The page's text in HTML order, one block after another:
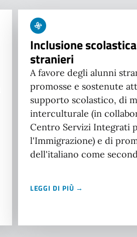
Inclusione
stranieri
A favore degli alunni
promosse e sostenute
supporto scolastico, di
interculturale (in
Centro Servizi Integrati
l'Immigrazione) e di
dell'italiano come
LEGGI DI PIÙ →